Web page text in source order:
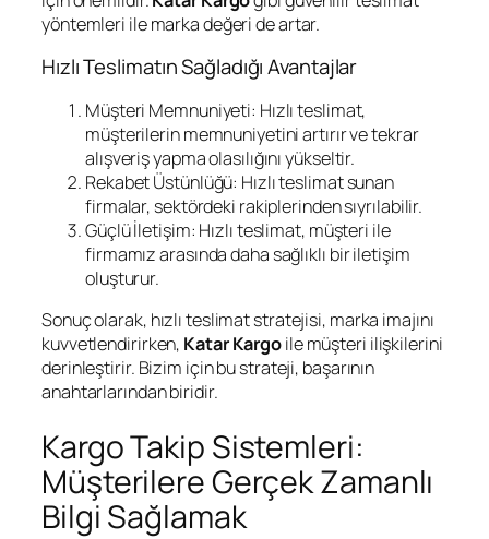
yöntemleri ile marka değeri de artar.
Hızlı Teslimatın Sağladığı Avantajlar
Müşteri Memnuniyeti: Hızlı teslimat,
müşterilerin memnuniyetini artırır ve tekrar
alışveriş yapma olasılığını yükseltir.
Rekabet Üstünlüğü: Hızlı teslimat sunan
firmalar, sektördeki rakiplerinden sıyrılabilir.
Güçlü İletişim: Hızlı teslimat, müşteri ile
firmamız arasında daha sağlıklı bir iletişim
oluşturur.
Sonuç olarak, hızlı teslimat stratejisi, marka imajını
kuvvetlendirirken, Katar Kargoile müşteri ilişkilerini
derinleştirir. Bizim için bu strateji, başarının
anahtarlarından biridir.
Kargo Takip Sistemleri:
Müşterilere Gerçek Zamanlı
Bilgi Sağlamak